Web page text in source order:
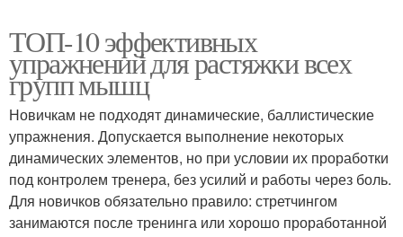
ТОП-10 эффективных
упражнений для растяжки всех
групп мышц
Новичкам не подходят динамические, баллистические
упражнения. Допускается выполнение некоторых
динамических элементов, но при условии их проработки
под контролем тренера, без усилий и работы через боль.
Для новичков обязательно правило: стретчингом
занимаются после тренинга или хорошо проработанной